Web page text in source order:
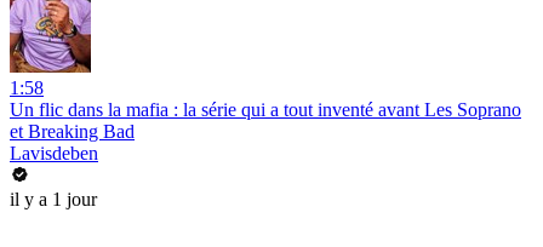
1:58
Un flic dans la mafia : la série qui a tout inventé avant Les Soprano
et Breaking Bad
Lavisdeben
il y a 1 jour